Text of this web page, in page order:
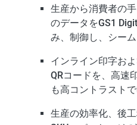
生産から消費者の
のデータをGS1
み、制御し、シー
インライン印字お
QRコードを、高速
も高コントラストで
生産の効率化、後